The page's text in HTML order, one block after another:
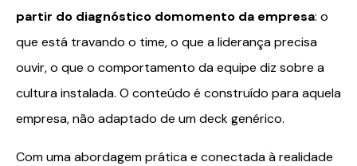
partir do diagnóstico domomento da empresa: o
que está travando o time, o que a liderança precisa
ouvir, o que o comportamento da equipe diz sobre a
cultura instalada. O conteúdo é construído para aquela
empresa, não adaptado de um deck genérico.
Com uma abordagem prática e conectada à realidade